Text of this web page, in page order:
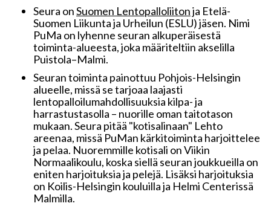
Seura onSuomen Lentopalloliitonja Etelä-
Suomen Liikunta ja Urheilun (ESLU) jäsen. Nimi
PuMa on lyhenne seuran alkuperäisestä
toiminta-alueesta, joka määriteltiin akselilla
Puistola–Malmi.
Seuran toiminta painottuu Pohjois-Helsingin
alueelle, missä se tarjoaa laajasti
lentopalloilumahdollisuuksia kilpa- ja
harrastustasolla – nuorille oman taitotason
mukaan. Seura pitää "kotisalinaan" Lehto
areenaa, missä PuMan kärkitoiminta harjoittelee
ja pelaa. Nuoremmille kotisali on Viikin
Normaalikoulu, koska siellä seuran joukkueilla on
eniten harjoituksia ja pelejä. Lisäksi harjoituksia
on Koilis-Helsingin kouluilla ja Helmi Centerissä
Malmilla.